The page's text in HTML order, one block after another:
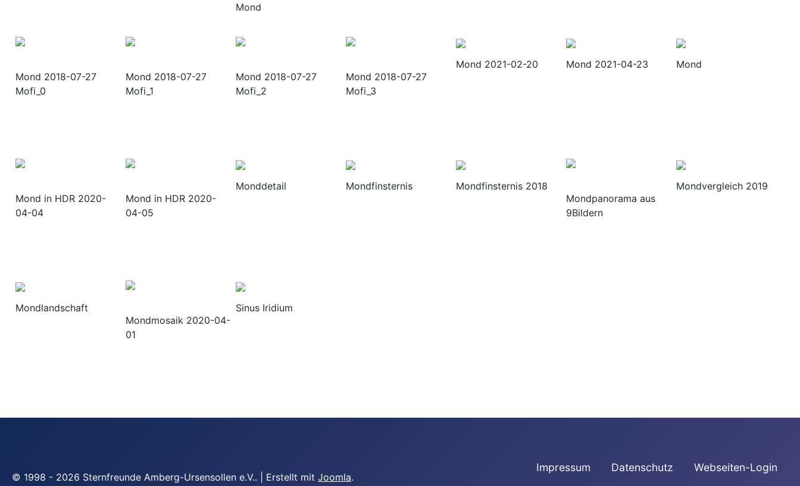
Mond
Mond 2018-07-27
Mofi_0
Mond 2018-07-27
Mofi_1
Mond 2018-07-27
Mofi_2
Mond 2018-07-27
Mofi_3
Mond 2021-02-20 Mond 2021-04-23 Mond
Mond in HDR 2020-
04-04
Mond in HDR 2020-
04-05
Monddetail Mondfinsternis
Mondfinsternis 2018
Mondpanorama aus
9Bildern
Mondvergleich 2019
Mondlandschaft
Mondmosaik 2020-04-
01
Sinus Iridium
© 1998 - 2026 Sternfreunde Amberg-Ursensollen e.V.. | Erstellt mit Joomla.
Impressum Datenschutz Webseiten-Login